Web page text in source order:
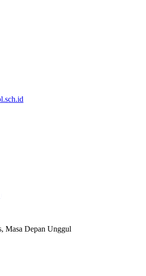
Masa Depan Unggul